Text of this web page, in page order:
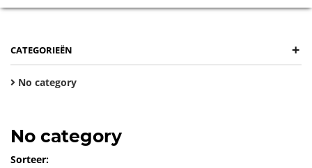
CATEGORIEËN +
No category
No category
Sorteer: